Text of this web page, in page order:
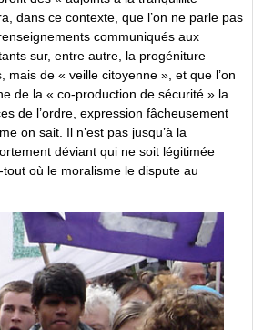
dans ce contexte, que l’on ne parle pas
communiqués aux
sur, entre autre, la progéniture
mais de « veille citoyenne », et que l’on
de la « co-production de sécurité » la
de l’ordre, expression fâcheusement
on sait. Il n’est pas jusqu’à la
déviant qui ne soit légitimée
où le moralisme le dispute au